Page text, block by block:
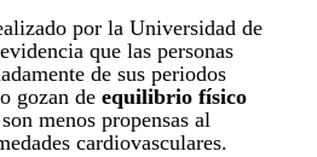
por la Universidad de
que las personas
de sus periodos
gozan de equilibrio físico
menos propensas al
cardiovasculares.